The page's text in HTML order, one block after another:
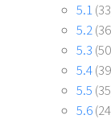
5.1
5.2
5.3
5.4
5.5
5.6